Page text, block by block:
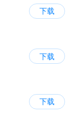
下载
下载
下载